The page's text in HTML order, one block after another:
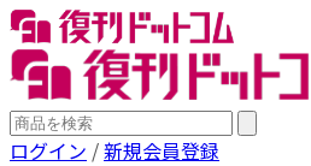
ログイン /新規会員登録